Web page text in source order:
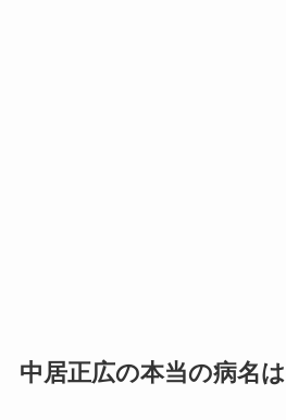
中居正広の本当の病名は